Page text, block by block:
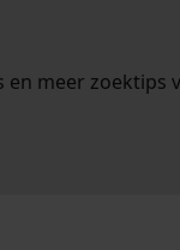
en meer zoektips